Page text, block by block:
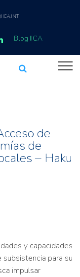
Blog IICA
de
de
– Haku
y capacidades
para su
impulsar